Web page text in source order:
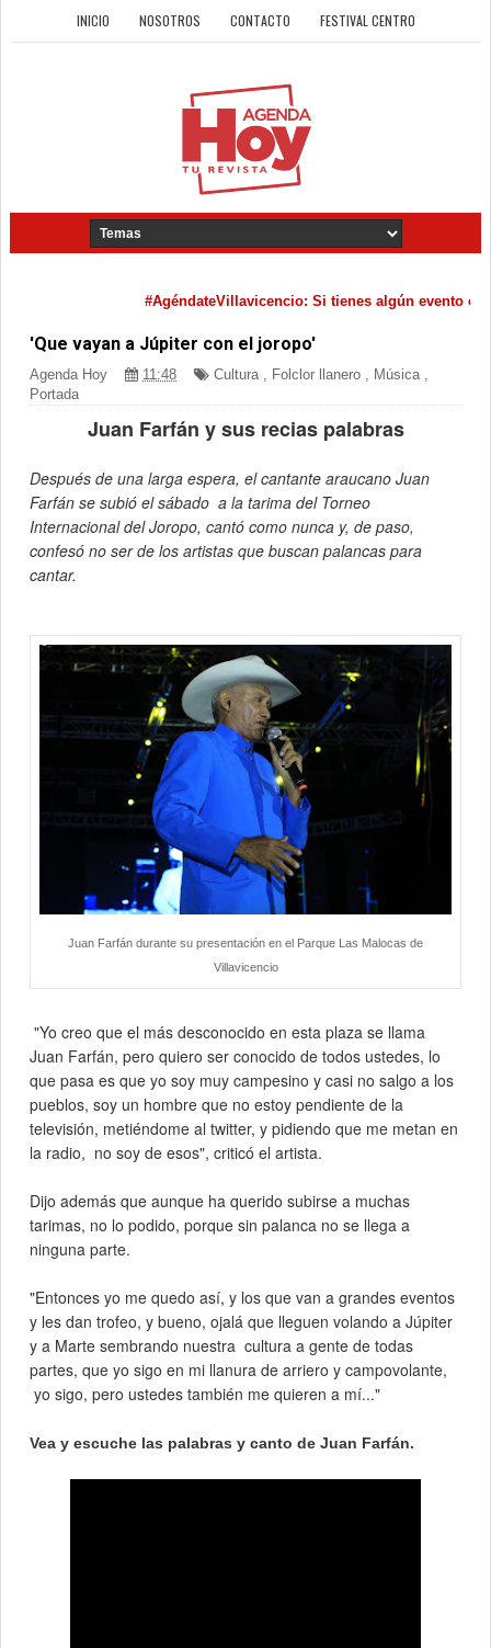
INICIO NOSOTROS CONTACTO FESTIVAL CENTRO
#AgéndateVillavicencio: Si tienes algún evento
'Que vayan a Júpiter con el joropo'
Agenda Hoy 11:48 Cultura Folclor llanero Música
Portada
Juan Farfán y sus recias palabras
Después de una larga espera, el cantante araucano Juan
Farfán se subió el sábado a la tarima del Torneo
Internacional del Joropo, cantó como nunca y, de paso,
confesó no ser de los artistas que buscan palancas para
cantar.
Juan Farfán durante su presentación en el Parque Las Malocas de
Villavicencio
"Yo creo que el más desconocido en esta plaza se llama
Juan Farfán, pero quiero ser conocido de todos ustedes, lo
que pasa es que yo soy muy campesino y casi no salgo a los
pueblos, soy un hombre que no estoy pendiente de la
televisión, metiéndome al twitter, y pidiendo que me metan en
la radio, no soy de esos", criticó el artista.
Dijo además que aunque ha querido subirse a muchas
tarimas, no lo podido, porque sin palanca no se llega a
ninguna parte.
"Entonces yo me quedo así, y los que van a grandes eventos
y les dan trofeo, y bueno, ojalá que lleguen volando a Júpiter
y a Marte sembrando nuestra cultura a gente de todas
partes, que yo sigo en mi llanura de arriero y campovolante,
yo sigo, pero ustedes también me quieren a mí..."
Vea y escuche las palabras y canto de Juan Farfán.